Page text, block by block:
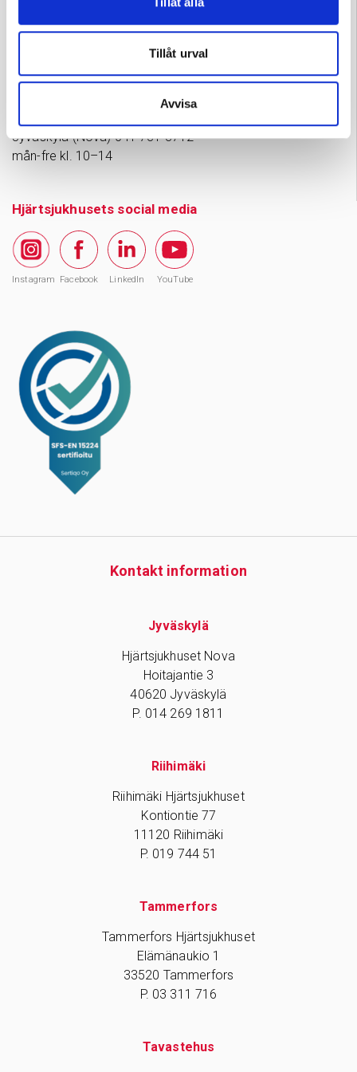
Tillåt urval
Avvisa
Privatmottagningens tidsbeställning och
förfrågning
Tammerfors 050 573 6875
mån-tors kl. 11–18, fre 11–15(Obs: i Juli 2026 mån–fre
Jyväskylä (Nova) 041 731 3712
mån-fre kl. 10–14
Hjärtsjukhusets social media
Instagram Facebook LinkedIn YouTube
Kontakt information
Jyväskylä
Hjärtsjukhuset Nova
Hoitajantie 3
40620 Jyväskylä
P. 014 269 1811
Riihimäki
Riihimäki Hjärtsjukhuset
Kontiontie 77
11120 Riihimäki
P. 019 744 51
Tammerfors
Tammerfors Hjärtsjukhuset
Elämänaukio 1
33520 Tammerfors
P. 03 311 716
Tavastehus